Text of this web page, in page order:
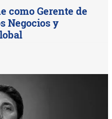
como Gerente de
Negocios y